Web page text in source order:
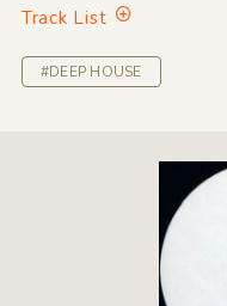
Track List
#DEEP HOUSE